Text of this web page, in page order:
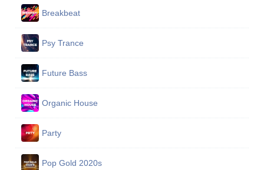
Breakbeat
Psy Trance
Future Bass
Organic House
Party
Pop Gold 2020s